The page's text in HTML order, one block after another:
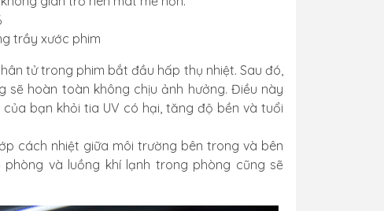
trầy xước phim
tử trong phim bắt đầu hấp thụ nhiệt. Sau đó,
hoàn toàn không chịu ảnh hưởng. Điều này
bạn khỏi tia UV có hại, tăng độ bền và tuổi
cách nhiệt giữa môi trường bên trong và bên
và luồng khí lạnh trong phòng cũng sẽ